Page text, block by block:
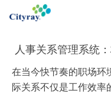
人事关系管理系统
在当今快节奏的职场环
际关系不仅是工作效率